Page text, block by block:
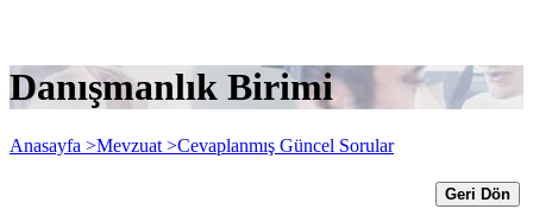
Danışmanlık Birimi
Anasayfa >Mevzuat >Cevaplanmış Güncel Sorular
Geri Dön